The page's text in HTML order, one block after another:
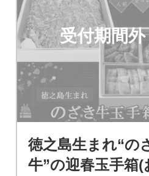
受付期間外
徳之島生まれ“の
牛”の迎春玉手箱(